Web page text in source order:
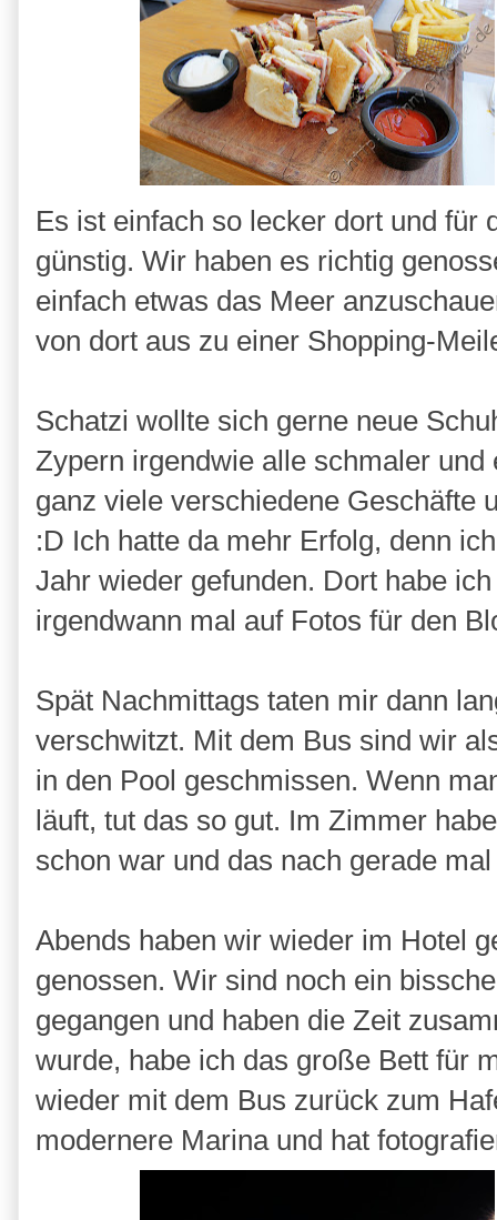
Es ist einfach so lecker dort und für
günstig. Wir haben es richtig
einfach etwas das Meer
von dort aus zu einer Shopping-
Schatzi wollte sich gerne neue
Zypern irgendwie alle schmaler
ganz viele verschiedene Geschäfte
:D Ich hatte da mehr Erfolg, denn
Jahr wieder gefunden. Dort habe
irgendwann mal auf Fotos für den
Spät Nachmittags taten mir dann
verschwitzt. Mit dem Bus sind wir
in den Pool geschmissen. Wenn
läuft, tut das so gut. Im Zimmer
schon war und das nach gerade
Abends haben wir wieder im Hotel
genossen. Wir sind noch ein
gegangen und haben die Zeit
wurde, habe ich das große Bett für
wieder mit dem Bus zurück zum
modernere Marina und hat